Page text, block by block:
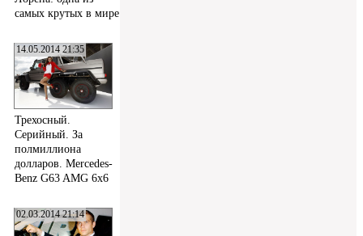
самых крутых в мире
14.05.2014 21:35
Трехосный.
Серийный. За
полмиллиона
долларов. Mercedes-
Benz G63 AMG 6x6
02.03.2014 21:14